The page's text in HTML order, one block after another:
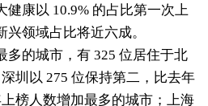
健康以 10.9% 的占比第一次上
领域占比将近六成。
多的城市，有 325 位居住于北
圳以 275 位保持第二，比去年
榜人数增加最多的城市；上海